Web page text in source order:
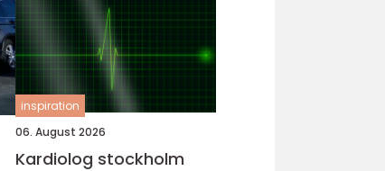
inspiration
06. August 2026
Kardiolog stockholm